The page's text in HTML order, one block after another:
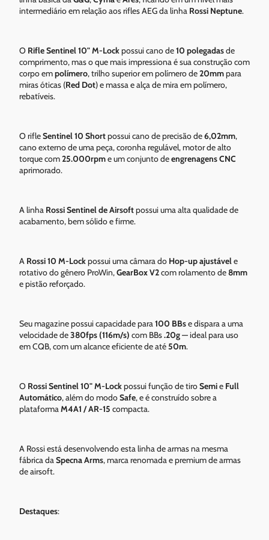
intermediário em relação aos rifles AEG da linha Rossi Neptune.
O Rifle Sentinel 10" M-Lockpossui cano de10 polegadasde
comprimento, mas o que mais impressiona é sua construção com
corpo empolímero, trilho superior em polímero de20mmpara
miras óticas (Red Dot) e massa e alça de mira em polímero,
rebatíveis.
O rifleSentinel 10 Shortpossui cano de precisão de6,02mm,
cano externo de uma peça, coronha regulável, motor de alto
torque com25.000rpme um conjunto deengrenagens CNC
aprimorado.
A linha Rossi Sentinel de Airsoftpossui uma alta qualidade de
acabamento, bem sólido e firme.
A Rossi 10 M-Lockpossui uma câmara do Hop-up ajustávele
rotativo do gênero ProWin,GearBox V2com rolamento de8mm
e pistão reforçado.
Seu magazine possui capacidade para100 BBse dispara a uma
velocidade de380fps (116m/s) com BBs.20g— ideal para uso
em CQB, com um alcance eficiente de até50m.
O Rossi Sentinel 10" M-Lockpossui função de tiroSemie Full
Automático, além do modoSafe, e é construído sobre a
plataformaM4A1 / AR-15 compacta.
A Rossi está desenvolvendo esta linha de armas na mesma
fábrica daSpecna Arms, marca renomada e premium de armas
de airsoft.
Destaques: